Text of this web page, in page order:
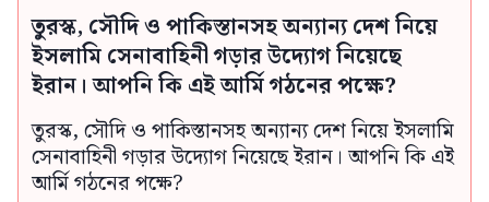
তুরস্ক, সৌদি ও পাকিস্তানসহ অন্যান্য দেশ নিয়ে
ইসলামি সেনাবাহিনী গড়ার উদ্যোগ নিয়েছে
ইরান। আপনি কি এই আর্মি গঠনের পক্ষে?
তুরস্ক, সৌদি ও পাকিস্তানসহ অন্যান্য দেশ নিয়ে ইসলামি
সেনাবাহিনী গড়ার উদ্যোগ নিয়েছে ইরান। আপনি কি এই
আর্মি গঠনের পক্ষে?